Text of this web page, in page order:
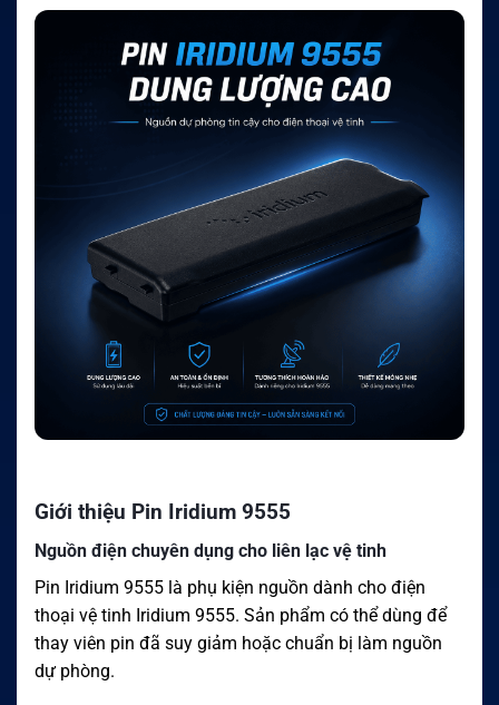
Giới thiệu Pin Iridium 9555
Nguồn điện chuyên dụng cho liên lạc vệ tinh
Pin Iridium 9555 là phụ kiện nguồn dành cho điện
thoại vệ tinh Iridium 9555. Sản phẩm có thể dùng để
thay viên pin đã suy giảm hoặc chuẩn bị làm nguồn
dự phòng.